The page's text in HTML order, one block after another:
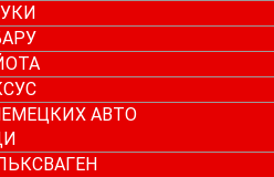
АВТО